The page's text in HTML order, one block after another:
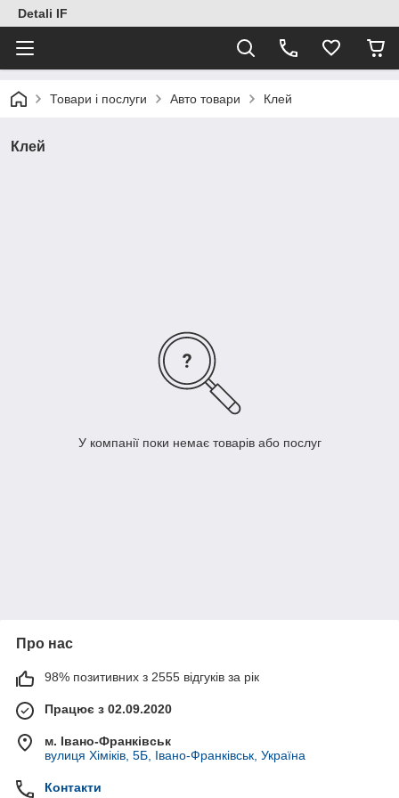
Detali IF
Товари і послуги Авто товари Клей
Клей
У компанії поки немає товарів або послуг
Про нас
98% позитивних з 2555 відгуків за рік
Працює з 02.09.2020
м. Івано-Франківськ
вулиця Хіміків, 5Б, Івано-Франківськ, Україна
Контакти